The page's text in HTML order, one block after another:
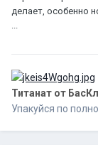
делает, особенно
Титанат от
Упакуйся по